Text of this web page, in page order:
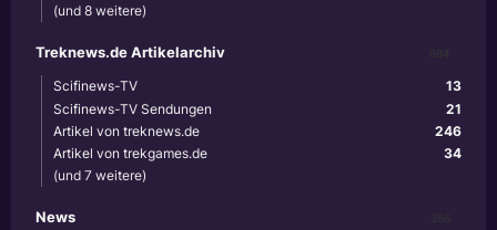
(und 8 weitere)
Treknews.de Artikelarchiv
13
Scifinews-TV
21
Scifinews-TV Sendungen
246
Artikel von treknews.de
34
Artikel von trekgames.de
(und 7 weitere)
News